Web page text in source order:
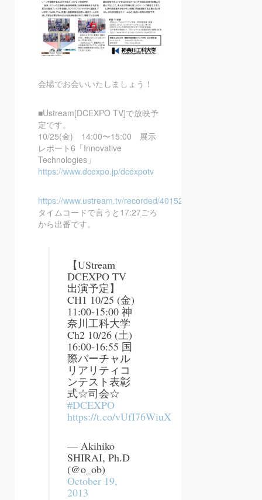
会場でお会いいたしましょう！
■Ustream[DCEXPO TV]で放映予
定です。
10/25(金) 14:00〜15:00 展示
レポート6「Innovative
Technologies」
https://www.dcexpo.jp/dcexpotv
https://www.ustream.tv/recorded/40152575
タイムコードで言うと17:27ごろ
から出番です。
【UStream
DCEXPO TV
出演予定】
CH1 10/25 (金)
11:00-15:00 神
奈川工科大学
Ch2 10/26 (土)
16:00-16:55 国
際バーチャル
リアリティコ
ンテスト表彰
式☆司会☆
#DCEXPO
https://t.co/vUfI76WiuX
— Akihiko
SHIRAI, Ph.D
(@o_ob)
October 19,
2013